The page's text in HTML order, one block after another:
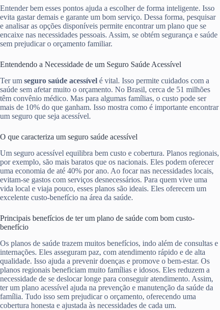
Entender bem esses pontos ajuda a escolher de forma inteligente. Isso
evita gastar demais e garante um bom serviço. Dessa forma, pesquisar
e analisar as opções disponíveis permite encontrar um plano que se
encaixe nas necessidades pessoais. Assim, se obtém segurança e saúde
sem prejudicar o orçamento familiar.
Entendendo a Necessidade de um Seguro Saúde Acessível
Ter um seguro saúde acessível é vital. Isso permite cuidados com a
saúde sem afetar muito o orçamento. No Brasil, cerca de 51 milhões
têm convênio médico. Mas para algumas famílias, o custo pode ser
mais de 10% do que ganham. Isso mostra como é importante encontrar
um seguro que seja acessível.
O que caracteriza um seguro saúde acessível
Um seguro acessível equilibra bem custo e cobertura. Planos regionais,
por exemplo, são mais baratos que os nacionais. Eles podem oferecer
uma economia de até 40% por ano. Ao focar nas necessidades locais,
evitam-se gastos com serviços desnecessários. Para quem vive uma
vida local e viaja pouco, esses planos são ideais. Eles oferecem um
excelente custo-benefício na área da saúde.
Principais benefícios de ter um plano de saúde com bom custo-
benefício
Os planos de saúde trazem muitos benefícios, indo além de consultas e
internações. Eles asseguram paz, com atendimento rápido e de alta
qualidade. Isso ajuda a prevenir doenças e promove o bem-estar. Os
planos regionais beneficiam muito famílias e idosos. Eles reduzem a
necessidade de se deslocar longe para conseguir atendimento. Assim,
ter um plano acessível ajuda na prevenção e manutenção da saúde da
família. Tudo isso sem prejudicar o orçamento, oferecendo uma
cobertura honesta e ajustada às necessidades de cada um.